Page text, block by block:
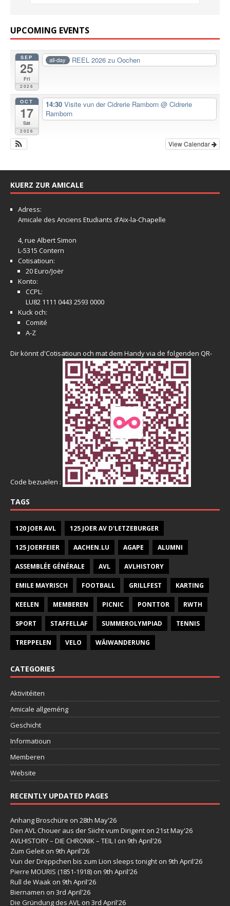
UPCOMING EVENTS
SEP
25
Fri
2026
all-day REEL 2026 zu Oochen
OCT
17
Sat
2026
14:30 Visite vun der Cidrerie Ramborn @ Cidrerie
Ramborn
View Calendar
KUERZ ZUR AMICALE
Adress:
Amicale des Anciens Etudiants d’Aix-la-Chapelle
4, rue Albert Simon
L-5315 Contern
Cotisatioun:
20 Euro/Joër
Konto:
CCPL:
LU82 1111 0443 2593 0000
Kuck och:
Comité
A-Z
Dir könnt d'Cotisatioun och mat dem Handy via de folgenden QR-
Code bezuelen :
TAGS
120 JOER AVL 125 JOER AV D'LETZEBURGER
125 JOERFEIER AACHEN.LU AGAPE ALUMNI
ASSEMBLÉE GÉNÉRALE AVL AVLHISTORY
EMILE MAYRISCH FOOTBALL GRILLFEST KARTING
KEELEN MEMBEREN PICNIC PONTTOR RWTH
SPORT STAFFELLAF SUMMEROLYMPIAD TENNIS
TREPPELEN VELO WÄIWANDERUNG
CATEGORIES
Aktivitéiten
Amicale allgeméng
Geschicht
Informatioun
Memberen
Website
RECENTLY UPDATED PAGES
Anhang Broschüre on 28th May'26
Den AVL Chouer aus der Siicht vum Dirigent on 21st May'26
AVLHISTORY – DIE CHRONIK – TEIL I on 9th April'26
Zum Geleit on 9th April'26
Vun der Drëppchen bis zum Lion sleeps tonight on 9th April'26
Pierre MOURIS (1851-1918) on 9th April'26
Rull de Waak on 9th April'26
Biernamen on 3rd April'26
Die Gründung des AVL on 3rd April'26